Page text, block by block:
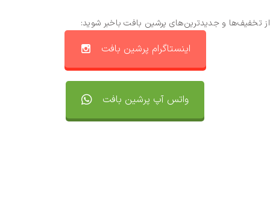
از تخفیف‌ها و جدیدترین‌های پرشین بافت باخبر شوید:
اینستاگرام پرشین بافت
واتس آپ پرشین بافت